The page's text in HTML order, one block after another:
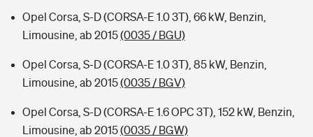
Opel Corsa, S-D (CORSA-E 1.0 3T), 66 kW, Benzin,
Limousine, ab 2015(0035 / BGU)
Opel Corsa, S-D (CORSA-E 1.0 3T), 85 kW, Benzin,
Limousine, ab 2015(0035 / BGV)
Opel Corsa, S-D (CORSA-E 1.6 OPC 3T), 152 kW, Benzin,
Limousine, ab 2015(0035 / BGW)